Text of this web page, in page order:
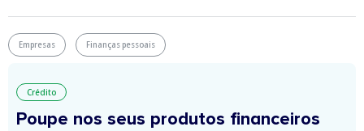
Empresas Finanças pessoais
Crédito
Poupe nos seus produtos financeiros